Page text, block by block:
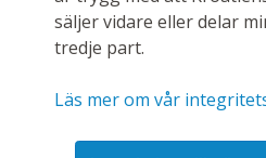
säljer vidare eller delar
tredje part.
Läs mer om vår